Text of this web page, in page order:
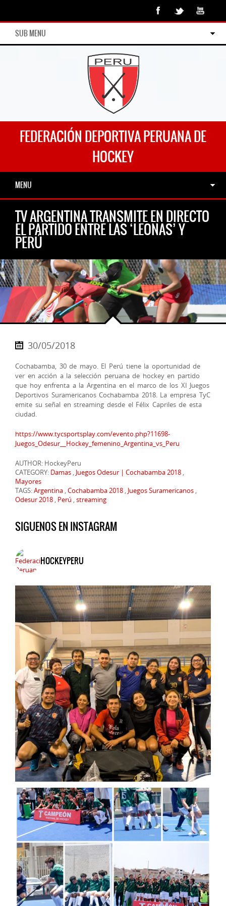
SUB MENU
FEDERACIÓN DEPORTIVA PERUANA DE
HOCKEY
MENU
TV ARGENTINA TRANSMITE EN DIRECTO
EL PARTIDO ENTRE LAS ‘LEONAS’ Y
PERÚ
30/05/2018
Cochabamba, 30 de mayo. El Perú tiene la oportunidad de
ver en acción a la selección peruana de hockey en partido
que hoy enfrenta a la Argentina en el marco de los XI Juegos
Deportivos Suramericanos Cochabamba 2018. La empresa TyC
emite su señal en streaming desde el Félix Capriles de esta
ciudad.
https://www.tycsportsplay.com/evento.php?11698-
Juegos_Odesur__Hockey_femenino_Argentina_vs_Peru
AUTHOR: HockeyPeru
CATEGORY: Damas , Juegos Odesur | Cochabamba 2018 ,
Mayores
TAGS:Argentina ,Cochabamba 2018 , Juegos Suramericanos ,
Odesur 2018 , Perú ,streaming
SIGUENOS EN INSTAGRAM
HOCKEYPERU